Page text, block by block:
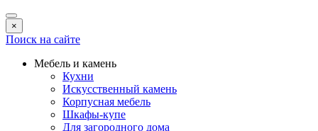
×
Поиск на сайте
Мебель и камень
Кухни
Искусственный камень
Корпусная мебель
Шкафы-купе
Для загородного дома